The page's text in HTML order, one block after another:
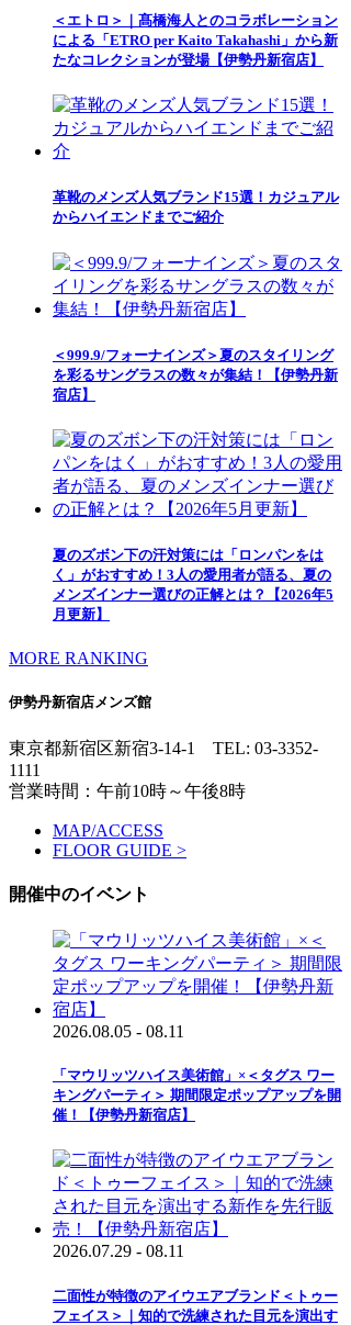
＜エトロ＞｜髙橋海人とのコラボレーション
による「ETRO per Kaito Takahashi」から新
たなコレクションが登場【伊勢丹新宿店】
革靴のメンズ人気ブランド15選！カジュアル
からハイエンドまでご紹介
＜999.9/フォーナインズ＞夏のスタイリング
を彩るサングラスの数々が集結！【伊勢丹新
宿店】
夏のズボン下の汗対策には「ロンパンをは
く」がおすすめ！3人の愛用者が語る、夏の
メンズインナー選びの正解とは？【2026年5
月更新】
MORE RANKING
伊勢丹新宿店メンズ館
東京都新宿区新宿3-14-1 TEL: 03-3352-
1111
営業時間：午前10時～午後8時
MAP/ACCESS
FLOOR GUIDE >
開催中のイベント
2026.08.05 - 08.11
「マウリッツハイス美術館」×＜タグス ワー
キングパーティ＞ 期間限定ポップアップを開
催！【伊勢丹新宿店】
2026.07.29 - 08.11
二面性が特徴のアイウエアブランド＜トゥー
フェイス＞｜知的で洗練された目元を演出す